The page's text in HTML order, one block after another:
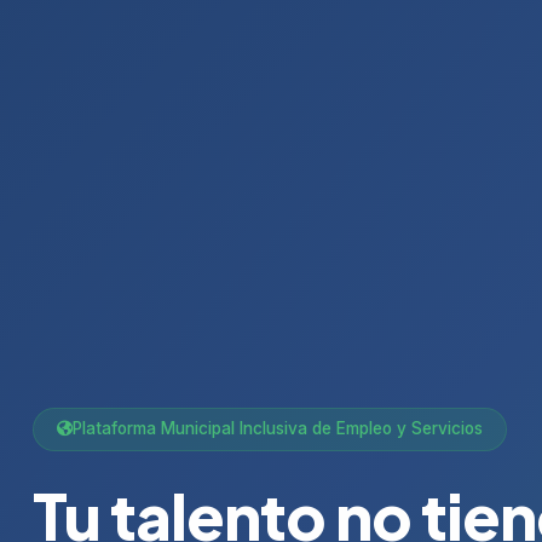
Plataforma Municipal Inclusiva de Empleo y Servicios
Tu talento no